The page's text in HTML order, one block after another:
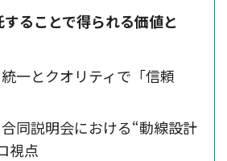
ることで得られる価値と
一とクオリティで「信頼
同説明会における“動線設計
視点